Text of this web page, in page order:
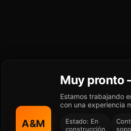
A&M
Muy pronto
Estamos trabajando
con una experiencia
Estado: En
construcción